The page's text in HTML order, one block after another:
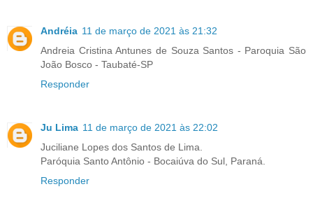
Andréia 11 de março de 2021 às 21:32
Andreia Cristina Antunes de Souza Santos - Paroquia São
João Bosco - Taubaté-SP
Responder
Ju Lima 11 de março de 2021 às 22:02
Juciliane Lopes dos Santos de Lima.
Paróquia Santo Antônio - Bocaiúva do Sul, Paraná.
Responder